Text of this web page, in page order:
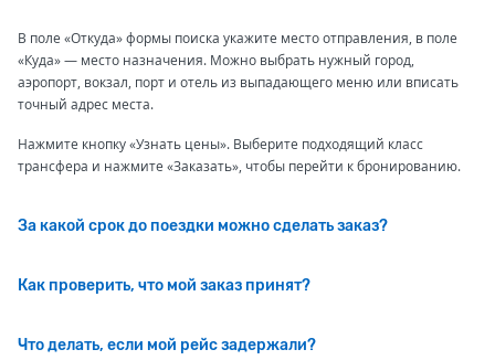
В поле «Откуда» формы поиска укажите место отправления, в поле
«Куда» — место назначения. Можно выбрать нужный город,
аэропорт, вокзал, порт и отель из выпадающего меню или вписать
точный адрес места.
Нажмите кнопку «Узнать цены». Выберите подходящий класс
трансфера и нажмите «Заказать», чтобы перейти к бронированию.
За какой срок до поездки можно сделать заказ?
Как проверить, что мой заказ принят?
Что делать, если мой рейс задержали?